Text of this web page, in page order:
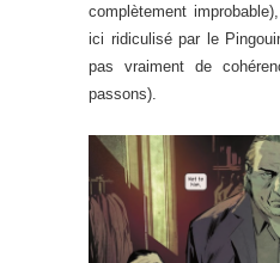
complètement
ici ridiculisé par le
pas vraiment de
passons).